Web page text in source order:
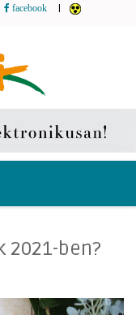
facebook
2021-ben?